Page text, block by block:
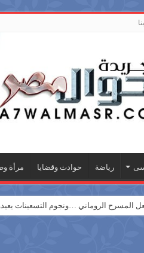
رياضة حوادث وقضايا مرأة
الروماني …ونجوم التسعينات